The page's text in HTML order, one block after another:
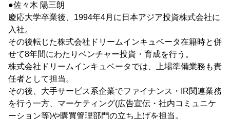
●佐々木 陽三朗
慶応大学卒業後、1994年4月に日本アジア投資株式会社に
入社。
その後転じた株式会社ドリームインキュベータ在籍時と併
せて8年間にわたりベンチャー投資・育成を行う。
株式会社ドリームインキュベータでは、上場準備業務も責
任者として担当。
その後、大手サービス系企業でファイナンス・IR関連業務
を行う一方、マーケティング(広告宣伝・社内コミュニケ
ーション等)や購買管理部門の立ち上げを担当。